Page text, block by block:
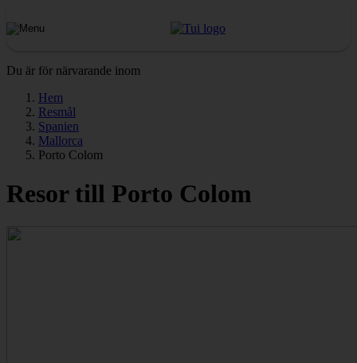
Du är för närvarande inom
Hem
Resmål
Spanien
Mallorca
Porto Colom
Resor till Porto Colom